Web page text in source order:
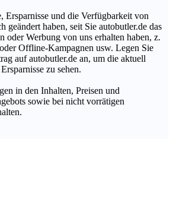
Ersparnisse und die Verfügbarkeit von
geändert haben, seit Sie autobutler.de das
oder Werbung von uns erhalten haben, z.
Offline-Kampagnen usw. Legen Sie
auf autobutler.de an, um die aktuell
zu sehen.
in den Inhalten, Preisen und
sowie bei nicht vorrätigen